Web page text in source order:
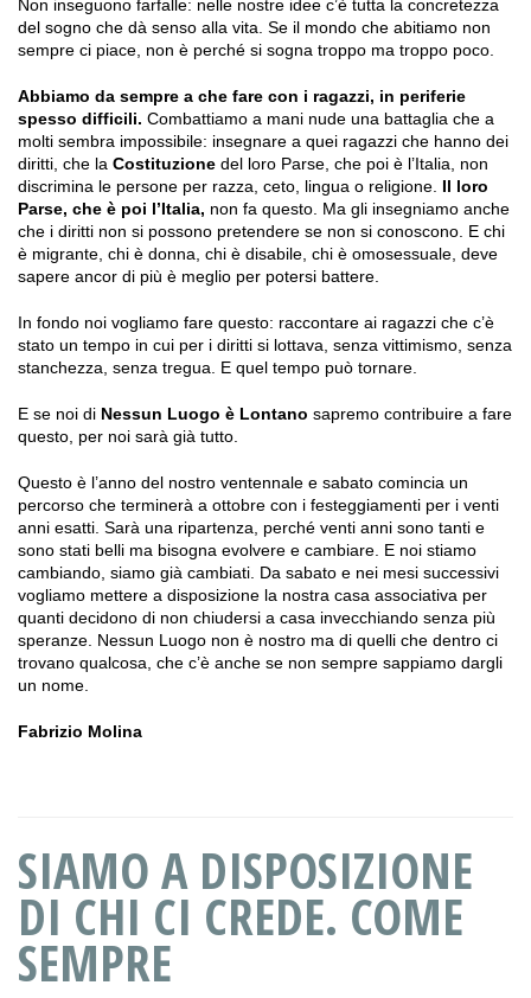
Non inseguono farfalle: nelle nostre idee c’è tutta la concretezza
del sogno che dà senso alla vita. Se il mondo che abitiamo non
sempre ci piace, non è perché si sogna troppo ma troppo poco.
Abbiamo da sempre a che fare con i ragazzi, in periferie
spesso difficili. Combattiamo a mani nude una battaglia che a
molti sembra impossibile: insegnare a quei ragazzi che hanno dei
diritti, che la Costituzione del loro Parse, che poi è l’Italia, non
discrimina le persone per razza, ceto, lingua o religione. Il loro
Parse, che è poi l’Italia, non fa questo. Ma gli insegniamo anche
che i diritti non si possono pretendere se non si conoscono. E chi
è migrante, chi è donna, chi è disabile, chi è omosessuale, deve
sapere ancor di più è meglio per potersi battere.
In fondo noi vogliamo fare questo: raccontare ai ragazzi che c’è
stato un tempo in cui per i diritti si lottava, senza vittimismo, senza
stanchezza, senza tregua. E quel tempo può tornare.
E se noi di Nessun Luogo è Lontano sapremo contribuire a fare
questo, per noi sarà già tutto.
Questo è l’anno del nostro ventennale e sabato comincia un
percorso che terminerà a ottobre con i festeggiamenti per i venti
anni esatti. Sarà una ripartenza, perché venti anni sono tanti e
sono stati belli ma bisogna evolvere e cambiare. E noi stiamo
cambiando, siamo già cambiati. Da sabato e nei mesi successivi
vogliamo mettere a disposizione la nostra casa associativa per
quanti decidono di non chiudersi a casa invecchiando senza più
speranze. Nessun Luogo non è nostro ma di quelli che dentro ci
trovano qualcosa, che c’è anche se non sempre sappiamo dargli
un nome.
Fabrizio Molina
SIAMO A DISPOSIZIONE
DI CHI CI CREDE. COME
SEMPRE